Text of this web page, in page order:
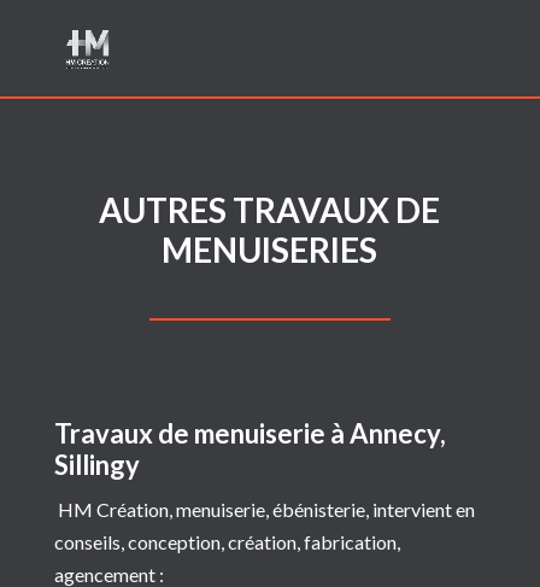
AUTRES TRAVAUX DE
MENUISERIES
Travaux de menuiserie à Annecy,
Sillingy
HM Création, menuiserie, ébénisterie, intervient en
conseils, conception, création, fabrication,
agencement :